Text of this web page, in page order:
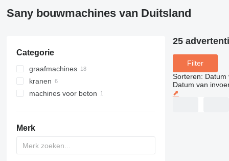
Sany bouwmachines van Duitsland
Categorie
graafmachines
minigravers
rupsgraafmachines
kranen
rupskranen
machines voor beton
Merk
25
Filter
Sorteren: Datum
Datum van
⬈